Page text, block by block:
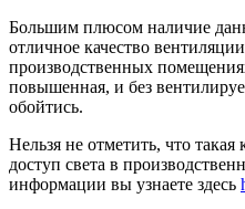
Большим плюсом наличие
отличное качество
производственных
повышенная, и без
обойтись.
Нельзя не отметить, что такая
доступ света в
информации вы узнаете здесь